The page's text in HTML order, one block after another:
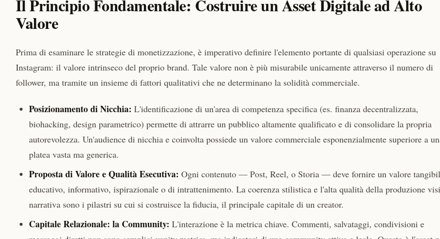
Il Principio Fondamentale: Costruire un Asset Digitale ad Alto
Valore
Prima di esaminare le strategie di monetizzazione, è imperativo definire l'elemento portante di qualsiasi operazione su
Instagram: il valore intrinseco del proprio brand. Tale valore non è più misurabile unicamente attraverso il numero di
follower, ma tramite un insieme di fattori qualitativi che ne determinano la solidità commerciale.
Posizionamento di Nicchia: L'identificazione di un'area di competenza specifica (es. finanza decentralizzata,
biohacking, design parametrico) permette di attrarre un pubblico altamente qualificato e di consolidare la propria
autorevolezza. Un'audience di nicchia e coinvolta possiede un valore commerciale esponenzialmente superiore a
platea vasta ma generica.
Proposta di Valore e Qualità Esecutiva: Ogni contenuto — Post, Reel, o Storia — deve fornire un valore
educativo, informativo, ispirazionale o di intrattenimento. La coerenza stilistica e l'alta qualità della produzione
narrativa sono i pilastri su cui si costruisce la fiducia, il principale capitale di un creator.
Capitale Relazionale: la Community: L'interazione è la metrica chiave. Commenti, salvataggi, condivisioni e